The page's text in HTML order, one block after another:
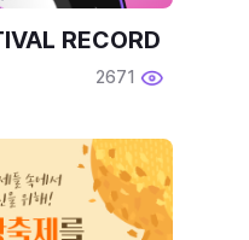
RECORD
2671